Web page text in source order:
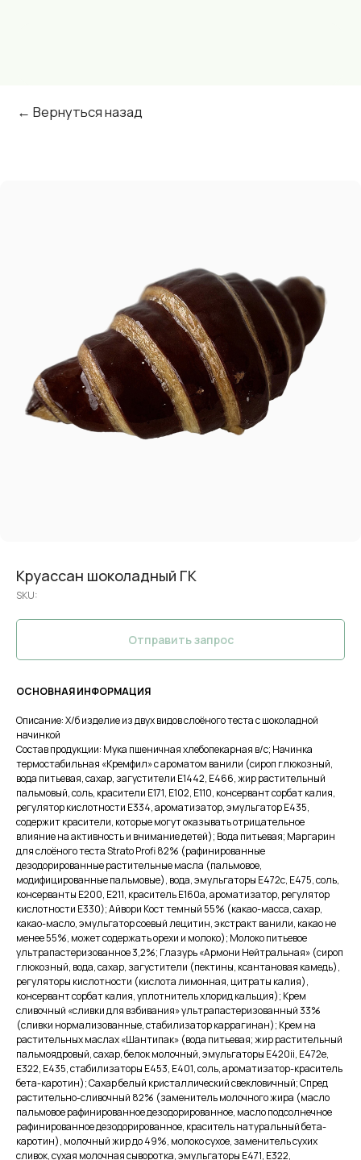
Круассан шоколадный ГК
SKU:
Отправить запрос
ОСНОВНАЯ ИНФОРМАЦИЯ
Описание: Х/б изделие из двух видов слоёного теста с шоколадной
начинкой
Состав продукции: Мука пшеничная хлебопекарная в/с; Начинка
термостабильная «Кремфил» с ароматом ванили (сироп глюкозный,
вода питьевая, сахар, загустители Е1442, Е466, жир растительный
пальмовый, соль, красители Е171, Е102, Е110, консервант сорбат калия,
регулятор кислотности Е334, ароматизатор, эмульгатор Е435,
содержит красители, которые могут оказывать отрицательное
влияние на активность и внимание детей); Вода питьевая; Маргарин
для слоёного теста Strato Profi 82% (рафинированные
дезодорированные растительные масла (пальмовое,
модифицированные пальмовые), вода, эмульгаторы Е472с, Е475, соль,
консерванты Е200, Е211, краситель Е160а, ароматизатор, регулятор
кислотности Е330); Айвори Кост темный 55% (какао-масса, сахар,
какао-масло, эмульгатор соевый лецитин, экстракт ванили, какао не
менее 55%, может содержать орехи и молоко); Молоко питьевое
ультрапастеризованное 3,2%; Глазурь «Армони Нейтральная» (сироп
глюкозный, вода, сахар, загустители (пектины, ксантановая камедь),
регуляторы кислотности (кислота лимонная, цитраты калия),
консервант сорбат калия, уплотнитель хлорид кальция); Крем
сливочный «сливки для взбивания» ультрапастеризованный 33%
(сливки нормализованные, стабилизатор каррагинан); Крем на
растительных маслах «Шантипак» (вода питьевая; жир растительный
пальмоядровый, сахар, белок молочный, эмульгаторы Е420ii, Е472е,
Е322, Е435, стабилизаторы Е453, Е401, соль, ароматизатор-краситель
бета-каротин); Сахар белый кристаллический свекловичный; Спред
растительно-сливочный 82% (заменитель молочного жира (масло
пальмовое рафинированное дезодорированное, масло подсолнечное
рафинированное дезодорированное, краситель натуральный бета-
каротин), молочный жир до 49%, молоко сухое, заменитель сухих
сливок, сухая молочная сыворотка, эмульгаторы Е471, Е322,
Меню
Каталог